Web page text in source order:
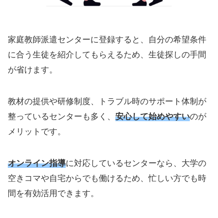
家庭教師派遣センターに登録すると、自分の希望条件
に合う生徒を紹介してもらえるため、生徒探しの手間
が省けます。
教材の提供や研修制度、トラブル時のサポート体制が
整っているセンターも多く、 安心して始めやすいのが
メリットです。
オンライン指導に対応しているセンターなら、大学の
空きコマや自宅からでも働けるため、忙しい方でも時
間を有効活用できます。